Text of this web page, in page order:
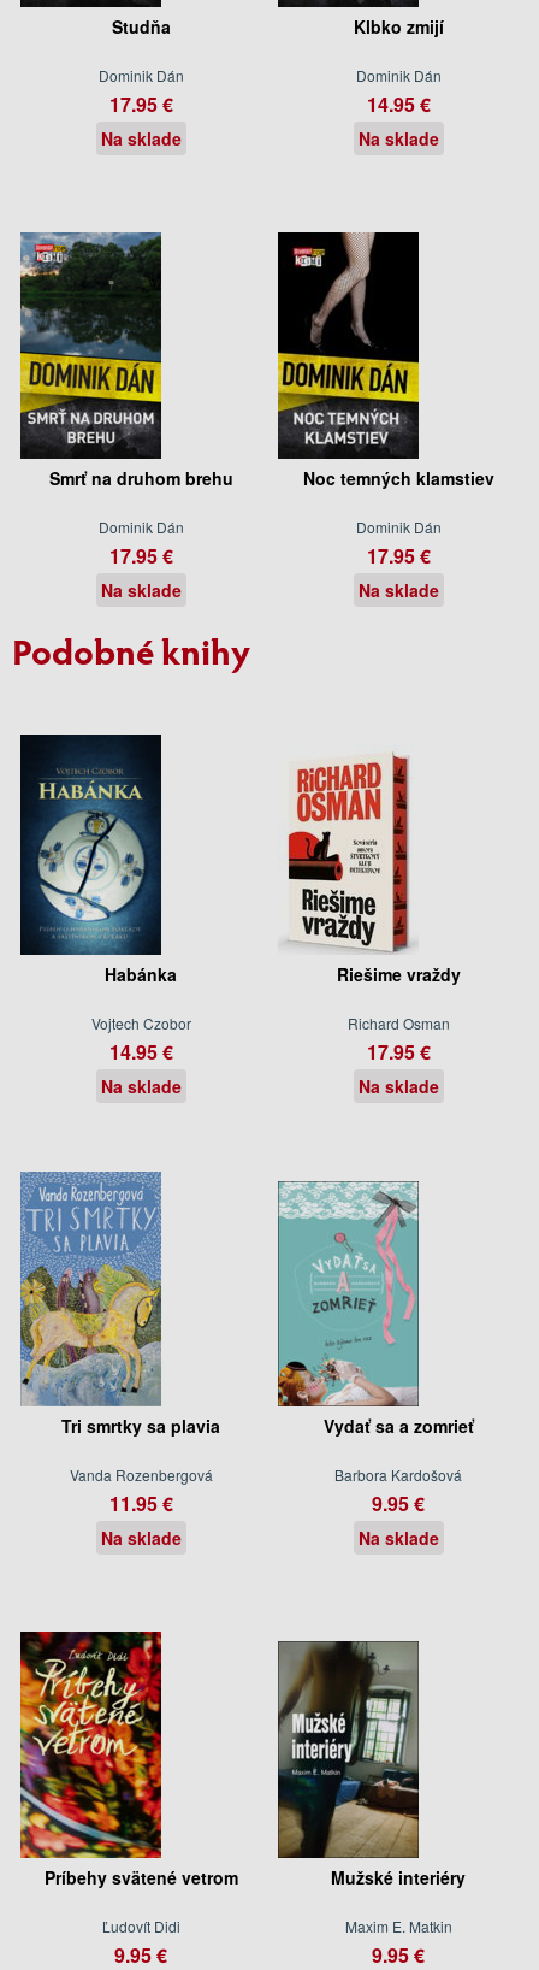
Studňa
Dominik Dán
17.95 €
Na sklade
Klbko zmijí
Dominik Dán
14.95 €
Na sklade
Smrť na druhom brehu
Dominik Dán
17.95 €
Na sklade
Noc temných klamstiev
Dominik Dán
17.95 €
Na sklade
Podobné knihy
Habánka
Vojtech Czobor
14.95 €
Na sklade
Riešime vraždy
Richard Osman
17.95 €
Na sklade
Tri smrtky sa plavia
Vanda Rozenbergová
11.95 €
Na sklade
Vydať sa a zomrieť
Barbora Kardošová
9.95 €
Na sklade
Príbehy svätené vetrom
Ľudovít Didi
9.95 €
Mužské interiéry
Maxim E. Matkin
9.95 €